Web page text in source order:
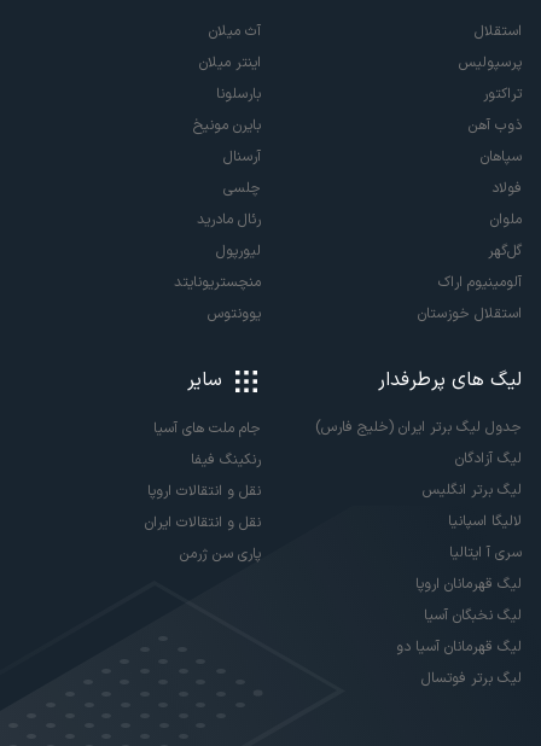
استقلال
پرسپولیس
تراکتور
ذوب آهن
سپاهان
فولاد
ملوان
گل‌گهر
آلومینیوم اراک
استقلال خوزستان
آث میلان
اینتر میلان
بارسلونا
بایرن مونیخ
آرسنال
چلسی
رئال مادرید
لیورپول
منچستریونایتد
یوونتوس
لیگ های پرطرفدار
جدول لیگ برتر ایران (خلیج فارس)
لیگ آزادگان
لیگ برتر انگلیس
لالیگا اسپانیا
سری آ ایتالیا
لیگ قهرمانان اروپا
لیگ نخبگان آسیا
لیگ قهرمانان آسیا دو
لیگ برتر فوتسال
سایر
جام ملت های آسیا
رنکینگ فیفا
نقل و انتقالات اروپا
نقل و انتقالات ایران
پاری سن ژرمن